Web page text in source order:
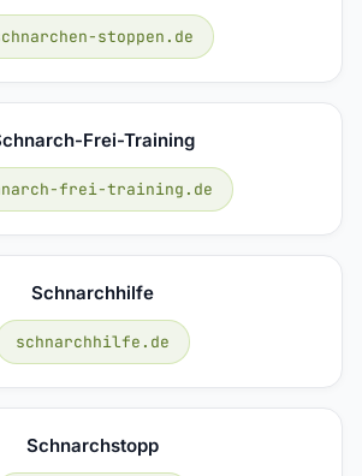
stoppen.de
Frei-Training
frei-training.de
Schnarchhilfe
schnarchhilfe.de
Schnarchstopp